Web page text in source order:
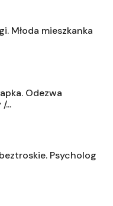
Młoda mieszkanka
Odezwa
...
Psycholog